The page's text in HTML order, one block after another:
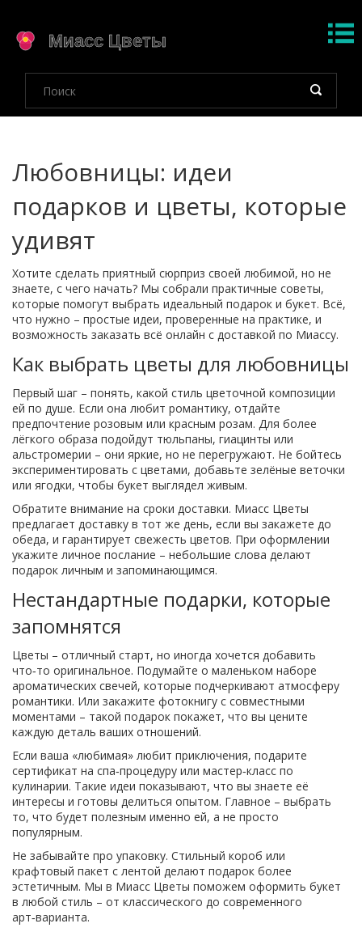
Любовницы: идеи
подарков и цветы, которые
удивят
Хотите сделать приятный сюрприз своей любимой, но не
знаете, с чего начать? Мы собрали практичные советы,
которые помогут выбрать идеальный подарок и букет. Всё,
что нужно – простые идеи, проверенные на практике, и
возможность заказать всё онлайн с доставкой по Миассу.
Как выбрать цветы для любовницы
Первый шаг – понять, какой стиль цветочной композиции
ей по душе. Если она любит романтику, отдайте
предпочтение розовым или красным розам. Для более
лёгкого образа подойдут тюльпаны, гиацинты или
альстромерии – они яркие, но не перегружают. Не бойтесь
экспериментировать с цветами, добавьте зелёные веточки
или ягодки, чтобы букет выглядел живым.
Обратите внимание на сроки доставки. Миасс Цветы
предлагает доставку в тот же день, если вы закажете до
обеда, и гарантирует свежесть цветов. При оформлении
укажите личное послание – небольшие слова делают
подарок личным и запоминающимся.
Нестандартные подарки, которые
запомнятся
Цветы – отличный старт, но иногда хочется добавить
что‑то оригинальное. Подумайте о маленьком наборе
ароматических свечей, которые подчеркивают атмосферу
романтики. Или закажите фотокнигу с совместными
моментами – такой подарок покажет, что вы цените
каждую деталь ваших отношений.
Если ваша «любимая» любит приключения, подарите
сертификат на спа‑процедуру или мастер‑класс по
кулинарии. Такие идеи показывают, что вы знаете её
интересы и готовы делиться опытом. Главное – выбрать
то, что будет полезным именно ей, а не просто
популярным.
Не забывайте про упаковку. Стильный короб или
крафтовый пакет с лентой делают подарок более
эстетичным. Мы в Миасс Цветы поможем оформить букет
в любой стиль – от классического до современного
арт‑варианта.